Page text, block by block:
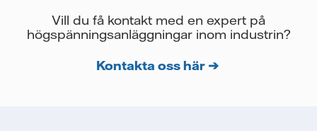
Vill du få kontakt med en expert på
högspänningsanläggningar inom industrin?
Kontakta oss här ➔